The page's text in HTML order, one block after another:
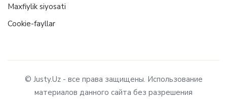
Maxfiylik siyosati
Cookie-fayllar
© Justy.Uz - все права защищены. Использование
материалов данного сайта без разрешения